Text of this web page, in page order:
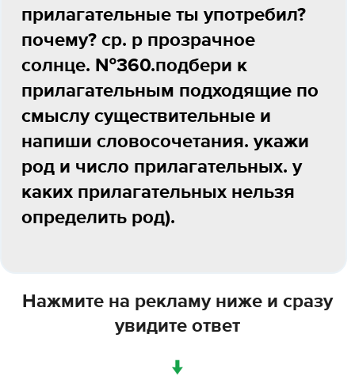
прилагательные ты употребил?
почему? ср. р прозрачное
солнце. №360.подбери к
прилагательным подходящие по
смыслу существительные и
напиши словосочетания. укажи
род и число прилагательных. у
каких прилагательных нельзя
определить род).
Нажмите на рекламу ниже и сразу
увидите ответ
↓